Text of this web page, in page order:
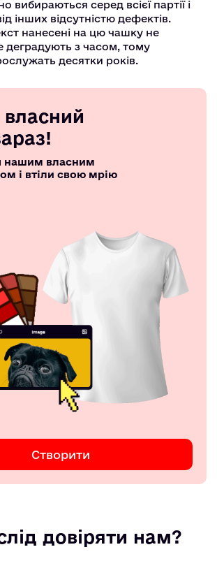
вибираються серед всієї партії і
інших відсутністю дефектів.
нанесені на цю чашку не
деградують з часом, тому
десятки років.
нашим власним
і втіли свою мрію
Створити
довіряти нам?